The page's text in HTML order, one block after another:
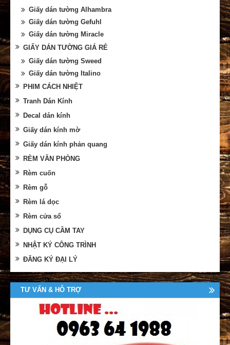
Giấy dán tường Alhambra
Giấy dán tường Gefuhl
Giấy dán tường Miracle
GIẤY DÁN TƯỜNG GIÁ RẺ
Giấy dán tường Sweed
Giấy dán tường Italino
PHIM CÁCH NHIỆT
Tranh Dán Kính
Decal dán kính
Giấy dán kính mờ
Giấy dán kính phản quang
RÈM VĂN PHÒNG
Rèm cuốn
Rèm gỗ
Rèm lá dọc
Rèm cửa sổ
DỤNG CỤ CẦM TAY
NHẬT KÝ CÔNG TRÌNH
ĐĂNG KÝ ĐẠI LÝ
TƯ VẤN & HỖ TRỢ